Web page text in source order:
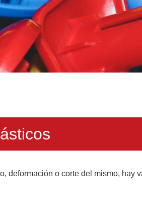
deformación o corte del mismo, hay